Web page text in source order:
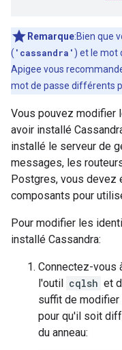
Remarque:Bien que
( 'cassandra' ) et le mot
Apigee vous
mot de passe différents
Vous pouvez modifier
avoir installé
installé le serveur de
messages, les
Postgres, vous devez
composants pour
Pour modifier les
installé Cassandra:
Connectez-vous
l'outil cqlsh et
suffit de
pour qu'il soit
du anneau: